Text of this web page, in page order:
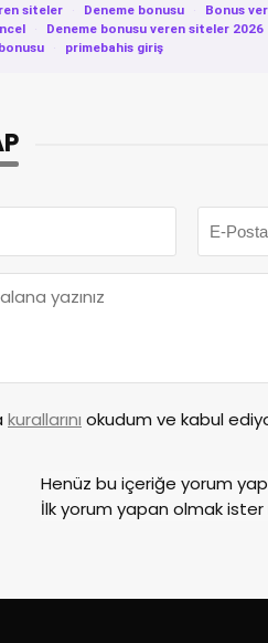
siteler · Deneme bonusu · Bonus
· Deneme bonusu veren siteler 2026
· primebahis giriş
kurallarını okudum ve kabul
Henüz bu içeriğe yorum
İlk yorum yapan olmak ister